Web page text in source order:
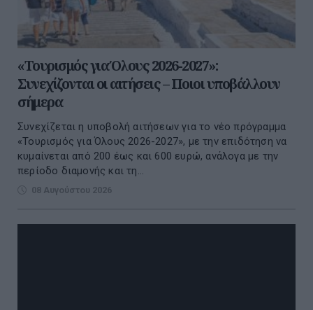
«Τουρισμός για Όλους 2026-2027»:
Συνεχίζονται οι αιτήσεις – Ποιοι υποβάλλουν
σήμερα
Συνεχίζεται η υποβολή αιτήσεων για το νέο πρόγραμμα
«Τουρισμός για Όλους 2026-2027», με την επιδότηση να
κυμαίνεται από 200 έως και 600 ευρώ, ανάλογα με την
περίοδο διαμονής και τη...
08 Αυγούστου 2026